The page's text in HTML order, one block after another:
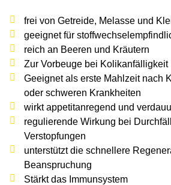
Einstreu
Puten
Rassegeflügel
Kaninchen
SOLAN-VET
Rohstoffe & Einzelfuttermittel
Stall & Co
Hygieneprodukte
Stallbedarf
Einstreu
Siliermittel
Werbeartikel
frei von Getreide, Melasse und
geeignet für
reich an Beeren und Kräutern
Zur Vorbeuge bei Kolik­anfälligkeit
Geeignet als erste Mahlzeit nach
oder schweren Krankheiten
wirkt appetitanregend und
regulierende Wirkung bei
Verstopfungen
unterstützt die schnellere
Beanspruchung
Stärkt das Immunsystem